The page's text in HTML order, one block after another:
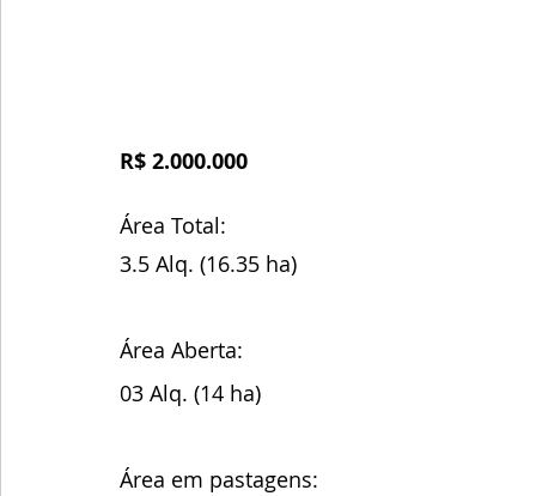
R$ 2.000.000
Área Total:
3.5 Alq. (16.35 ha)
Área Aberta:
03 Alq. (14 ha)
Área em pastagens: